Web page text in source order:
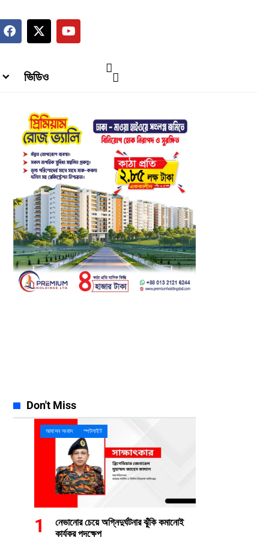
ভিডিও
Don't Miss
আবাসন সংবাদ স্পটলাইট
নেভানোর চেয়ে অগ্নিদুর্ঘটনার ঝুঁকি কমানোই
কার্যকর পদক্ষেপ